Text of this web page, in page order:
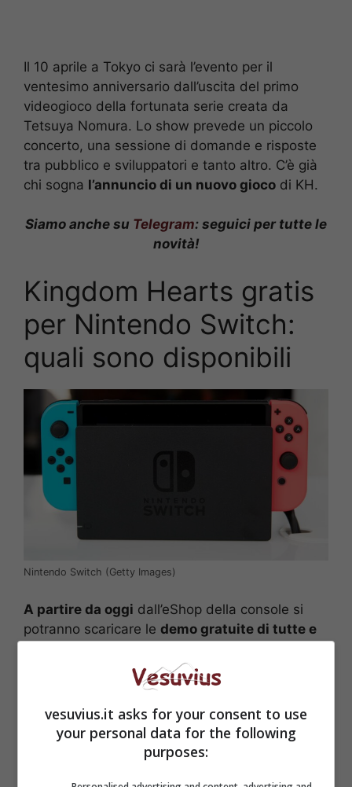
Il 10 aprile a Tokyo ci sarà l’evento per il
ventesimo anniversario dall’uscita del primo
videogioco della fortunata serie creata da
Tetsuya Nomura. Lo show prevede un piccolo
concerto, una sessione di domande e risposte
tra pubblico e sviluppatori e tanto altro. C’è già
chi sogna l’annuncio di un nuovo gioco di KH.
Siamo anche su Telegram: seguici per tutte le
novità!
Kingdom Hearts gratis
per Nintendo Switch:
quali sono disponibili
Nintendo Switch (Getty Images)
A partire da oggi dall’eShop della console si
potranno scaricare le demo gratuite di tutte e
febbraio. Un modo per sperimentare e provare
l’esperienza via cloud di questi videogiochi.
vesuvius.it asks for your consent to use
your personal data for the following
purposes: